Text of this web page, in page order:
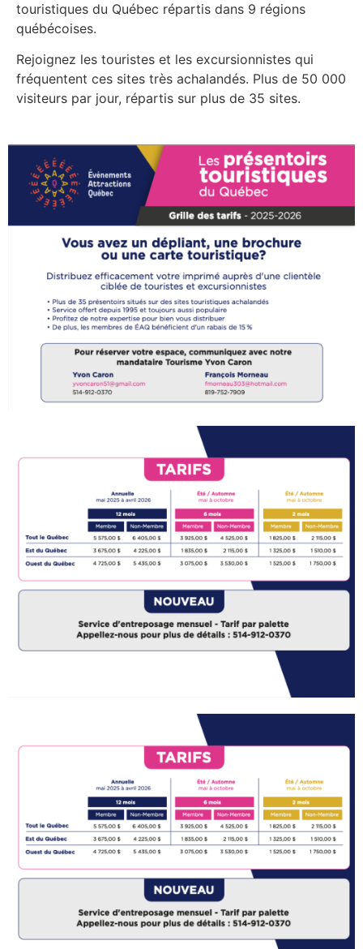
touristiques du Québec répartis dans 9 régions
québécoises.
Rejoignez les touristes et les excursionnistes qui
fréquentent ces sites très achalandés. Plus de 50 000
visiteurs par jour, répartis sur plus de 35 sites.